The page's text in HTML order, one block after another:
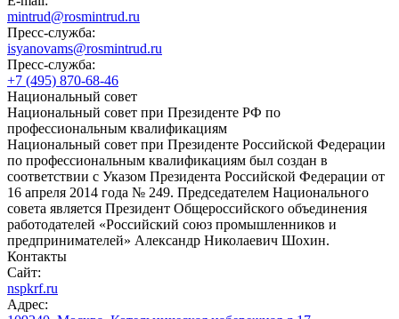
mintrud@rosmintrud.ru
Пресс-служба:
isyanovams@rosmintrud.ru
Пресс-служба:
+7 (495) 870-68-46
Национальный совет
Национальный совет при Президенте РФ по
профессиональным квалификациям
Национальный совет при Президенте Российской Федерации
по профессиональным квалификациям был создан в
соответствии с Указом Президента Российской Федерации от
16 апреля 2014 года № 249. Председателем Национального
совета является Президент Общероссийского объединения
работодателей «Российский союз промышленников и
предпринимателей» Александр Николаевич Шохин.
Контакты
Сайт:
nspkrf.ru
Адрес: